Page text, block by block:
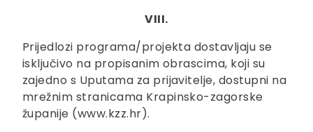
VIII.
Prijedlozi programa/projekta dostavljaju se
isključivo na propisanim obrascima, koji su
zajedno s Uputama za prijavitelje, dostupni na
mrežnim stranicama Krapinsko-zagorske
županije (www.kzz.hr).